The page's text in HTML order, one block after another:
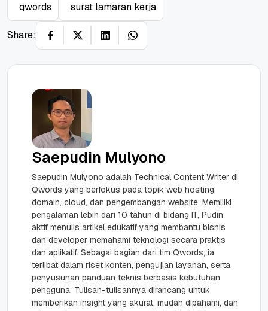
qwords surat lamaran kerja
Share:
Saepudin Mulyono
Saepudin Mulyono adalah Technical Content Writer di
Qwords yang berfokus pada topik web hosting,
domain, cloud, dan pengembangan website. Memiliki
pengalaman lebih dari 10 tahun di bidang IT, Pudin
aktif menulis artikel edukatif yang membantu bisnis
dan developer memahami teknologi secara praktis
dan aplikatif. Sebagai bagian dari tim Qwords, ia
terlibat dalam riset konten, pengujian layanan, serta
penyusunan panduan teknis berbasis kebutuhan
pengguna. Tulisan-tulisannya dirancang untuk
memberikan insight yang akurat, mudah dipahami, dan